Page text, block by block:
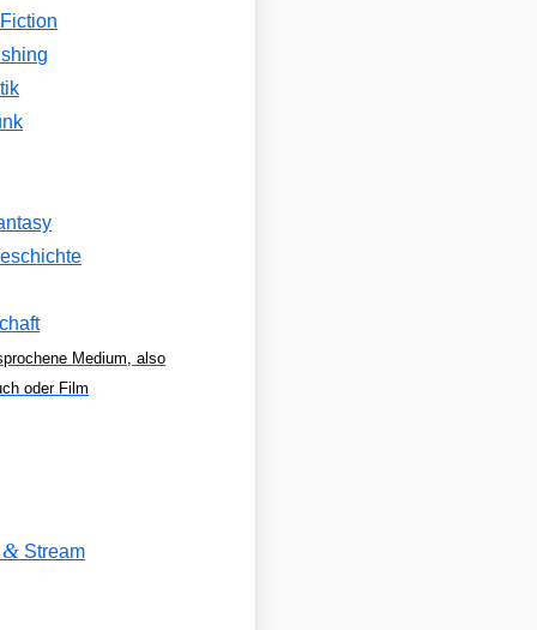
Medium, also
oder Film
& Stream